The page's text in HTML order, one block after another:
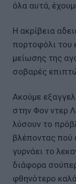
όλα αυτά,
Η ακρίβεια
πορτοφόλι του
μείωσης της
σοβαρές
Ακούμε
στην Φον ντερ
λύσουν το
βλέποντας πού
γυρνάει το
διάφορα
φθηνότερο